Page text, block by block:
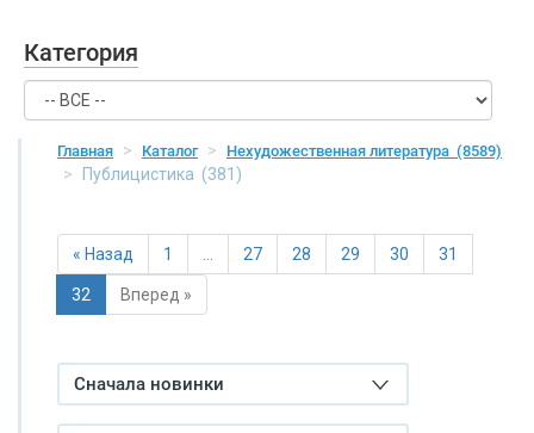
Категория
Главная Каталог Нехудожественная литература (8589)
Публицистика (381)
« Назад 1 … 27 28 29 30 31
32 Вперед »
Сначала новинки